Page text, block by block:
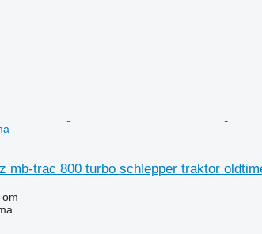
mb-trac 800 turbo schlepper traktor
om